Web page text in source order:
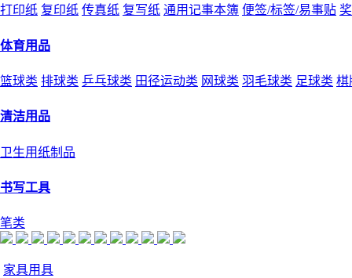
打印纸 复印纸 传真纸 复写纸 通用记事本簿 便签/标签/易事贴
体育用品
篮球类 排球类 乒乓球类 田径运动类 网球类 羽毛球类 足球类 棋
清洁用品
卫生用纸制品
书写工具
笔类
家具用具